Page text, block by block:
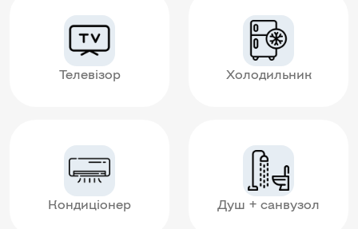
Телевізор Холодильник
Кондиціонер Душ + санвузол